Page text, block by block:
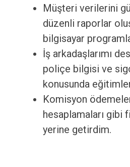
Müşteri verilerini
düzenli raporlar
bilgisayar
İş arkadaşlarımı
poliçe bilgisi ve
konusunda
Komisyon
hesaplamaları gibi
yerine getirdim.